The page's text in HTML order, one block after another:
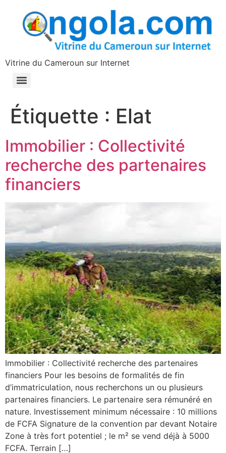
principal
Vitrine du Cameroun sur Internet
Étiquette : Elat
Immobilier : Collectivité
recherche des partenaires
financiers
Immobilier : Collectivité recherche des partenaires
financiers Pour les besoins de formalités de fin
d’immatriculation, nous recherchons un ou plusieurs
partenaires financiers. Le partenaire sera rémunéré en
nature. Investissement minimum nécessaire : 10 millions
de FCFA Signature de la convention par devant Notaire
Zone à très fort potentiel ; le m² se vend déjà à 5000
FCFA. Terrain […]